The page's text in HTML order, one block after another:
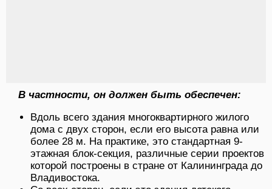
В частности, он должен быть обеспечен:
Вдоль всего здания многоквартирного жилого
дома с двух сторон, если его высота равна или
более 28 м. На практике, это стандартная 9-
этажная блок-секция, различные серии проектов
которой построены в стране от Калининграда до
Владивостока.